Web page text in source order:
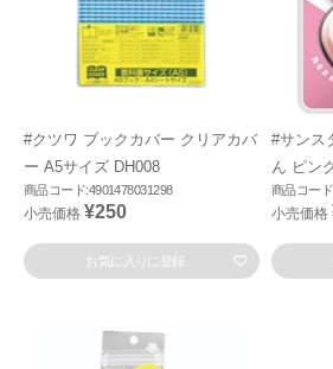
#クツワ ブックカバー クリアカバ
ー A5サイズ DH008
商品コード:4901478031298
小売価格 ¥250
お気に入りに登録
#サンス
ん ピン
商品コー
小売価格